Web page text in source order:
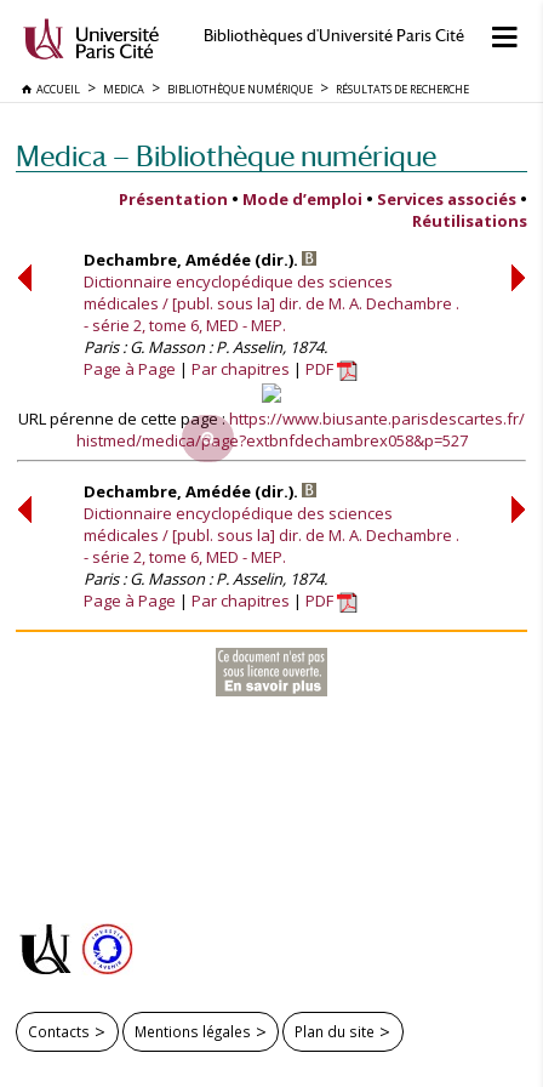
Bibliothèques d'Université Paris Cité
ACCUEIL MEDICA BIBLIOTHÈQUE NUMÉRIQUE RÉSULTATS DE RECHERCHE
Medica — Bibliothèque numérique
Présentation • Mode d’emploi • Services associés •
Réutilisations
Dechambre, Amédée (dir.).
Dictionnaire encyclopédique des sciences
médicales / [publ. sous la] dir. de M. A. Dechambre .
- série 2, tome 6, MED - MEP.
Paris : G. Masson : P. Asselin, 1874.
Page à Page
Par chapitres PDF
URL pérenne de cette page :https://www.biusante.parisdescartes.fr/
histmed/medica/page?extbnfdechambrex058&p=527
Dechambre, Amédée (dir.).
Dictionnaire encyclopédique des sciences
médicales / [publ. sous la] dir. de M. A. Dechambre .
- série 2, tome 6, MED - MEP.
Paris : G. Masson : P. Asselin, 1874.
Page à Page
Par chapitres PDF
Contacts Mentions légales Plan du site